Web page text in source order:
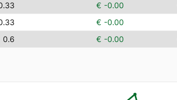
€ -0.00
€ -0.00
0.6 € -0.00